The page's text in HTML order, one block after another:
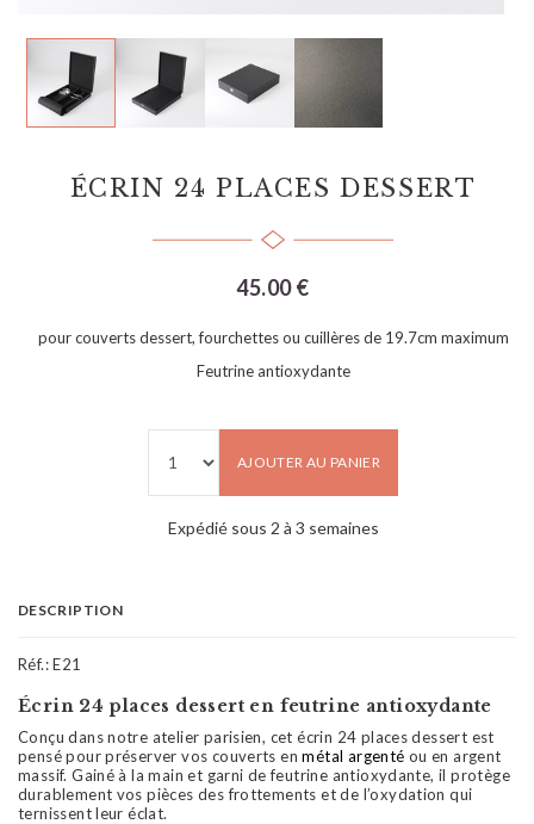
ÉCRIN 24 PLACES DESSERT
45.00 €
pour couverts dessert, fourchettes ou cuillères de 19.7cm maximum
Feutrine antioxydante
AJOUTER AU PANIER
Expédié sous 2 à 3 semaines
DESCRIPTION
Réf.:E21
Écrin 24 places dessert en feutrine antioxydante
Conçu dans notre atelier parisien, cet écrin 24 places dessert est
pensé pour préserver vos couverts enmétal argenté ou en argent
massif. Gainé à la main et garni de feutrine antioxydante, il protège
durablement vos pièces des frottements et de l’oxydation qui
ternissent leur éclat.